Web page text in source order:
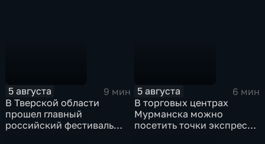
5 августа
9 мин
В Тверской области
прошел главный
российский фестиваль
5 августа
6 мин
В торговых центрах
Мурманска можно
посетить точки экспресс-